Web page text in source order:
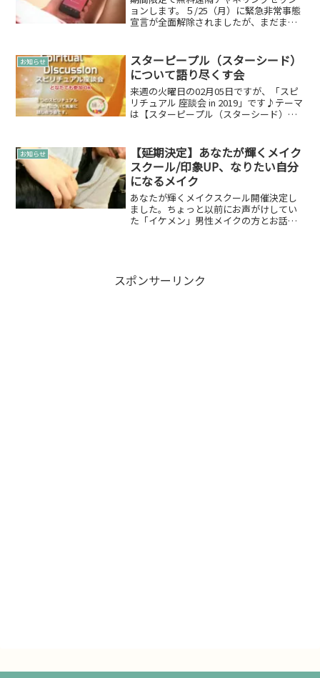
ョンします。５/25（月）に緊急非常事態
宣言が全面解除されましたが、まだまだ
方もいるのも現状かと思います。この状
況の中、縁ぱすも様々...
お知らせ
スターピープル（スターシード）
について語り尽くす会
来週の火曜日の02月05日ですが、「スピ
リチュアル 座談会 in 2019」です♪テーマ
は【スターピープル（スターシード）に
月05日（火） 13:00～15:...
お知らせ
【延期決定】あなたが輝くメイク
スクール/印象UP、なりたい自分
になるメイク
あなたが輝くメイクスクール開催決定し
ました。ちょっと以前にお声がけしてい
た「イケメン」男性メイクの方とお話し
スポンサーリンク